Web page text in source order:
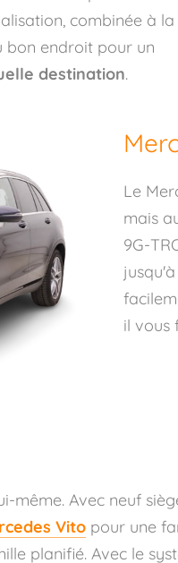
combinée à la
bon endroit pour un
destination.
Le
mais
9G-
il vous
même. Avec neuf
Vito pour une
planifié. Avec le